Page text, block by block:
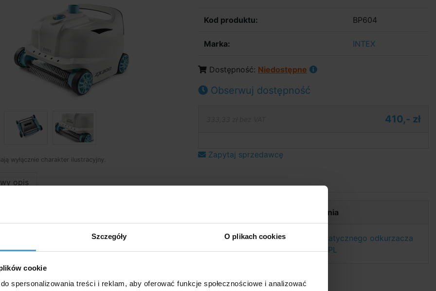
Szczegóły O plikach cookies
cookie
spersonalizowania treści i reklam, aby oferować funkcje społecznościowe i analizować
wyłącznie charakter ilustracyjny.
Kod produktu: BP604
Marka: INTEX
Dostępność: Niedostępne
Obserwuj dostępność
410,- zł
Zapytaj sprzedawcę
opis
odkurzacz ZX300nadaje się wyłącznie do basenów
w końcówkę przyłączeniową INTEX o średnicy
Twój basen, podczas gdy Ty będziesz odpoczywać w
Odkurzacza tego nie można podłączyć do dysz
Dokumenty do pobrania
Instrukcja półautomatycznego odkurzacza
Intex Deluxe ZX300 - PL